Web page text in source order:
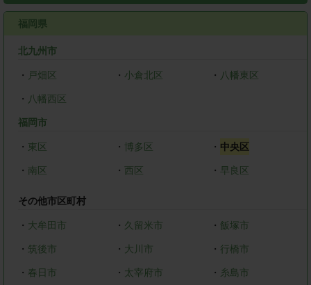
福岡県
北九州市
・ 戸畑区 ・ 小倉北区 ・ 八幡東区
・ 八幡西区
福岡市
・ 東区 ・ 博多区 ・ 中央区
・ 南区 ・ 西区 ・早良区
その他市区町村
・ 大牟田市 ・ 久留米市 ・ 飯塚市
・ 筑後市 ・ 大川市 ・行橋市
・ 春日市 ・ 太宰府市 ・ 糸島市